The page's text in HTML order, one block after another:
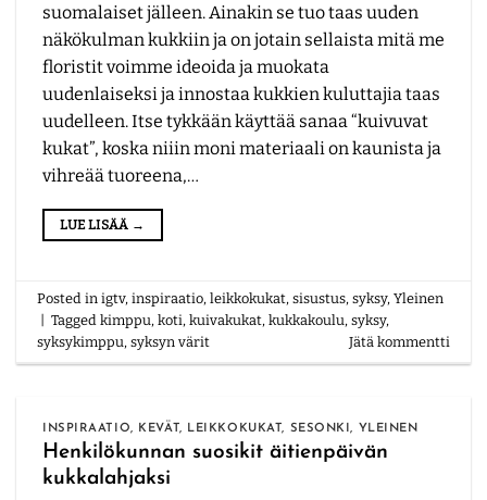
suomalaiset jälleen. Ainakin se tuo taas uuden
näkökulman kukkiin ja on jotain sellaista mitä me
floristit voimme ideoida ja muokata
uudenlaiseksi ja innostaa kukkien kuluttajia taas
uudelleen. Itse tykkään käyttää sanaa “kuivuvat
kukat”, koska niiin moni materiaali on kaunista ja
vihreää tuoreena,…
LUE LISÄÄ →
Posted inigtv,inspiraatio,leikkokukat,sisustus,syksy,Yleinen
Taggedkimppu,koti,kuivakukat,kukkakoulu,syksy,
syksykimppu,syksyn värit Jätä kommentti
INSPIRAATIO, KEVÄT, LEIKKOKUKAT, SESONKI, YLEINEN
Henkilökunnan suosikit äitienpäivän
kukkalahjaksi